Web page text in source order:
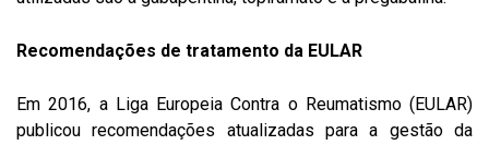
Recomendações de tratamento da EULAR
Em 2016, a Liga Europeia Contra o Reumatismo (EULAR)
publicou recomendações atualizadas para a gestão da